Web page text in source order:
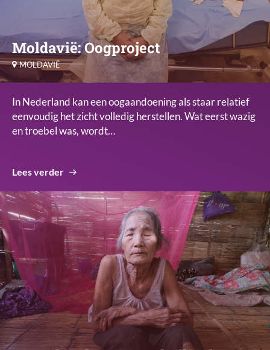
Moldavië: Oogproject
MOLDAVIË
In Nederland kan een oogaandoening als staar relatief
eenvoudig het zicht volledig herstellen. Wat eerst wazig
en troebel was, wordt…
Lees verder